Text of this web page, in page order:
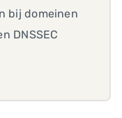
bij domeinen
DNSSEC